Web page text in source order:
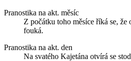
Pranostika na akt. měsíc
Z počátku toho měsíce říká se,
fouká.
Pranostika na akt. den
Na svatého Kajetána otvírá se